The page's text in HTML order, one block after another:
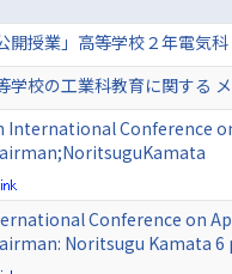
開授業」高等学校２年電気科
学校の工業科教育に関する
International Conference
Conference on
Noritsugu Kamata